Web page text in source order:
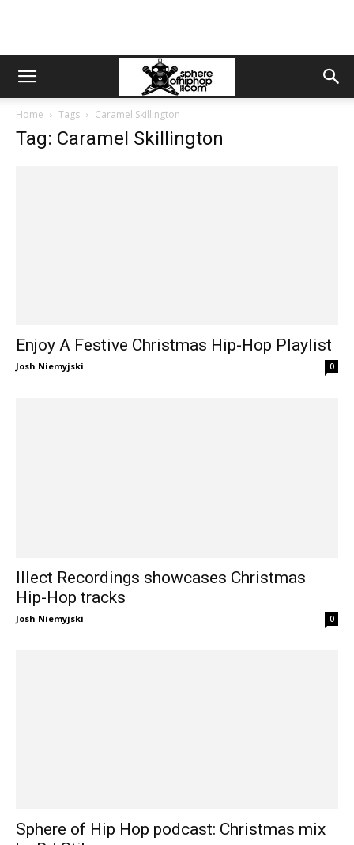
Home Tags Caramel Skillington
Tag: Caramel Skillington
Enjoy A Festive Christmas Hip-Hop Playlist
Josh Niemyjski 0
Illect Recordings showcases Christmas
Hip-Hop tracks
Josh Niemyjski 0
Sphere of Hip Hop podcast: Christmas mix